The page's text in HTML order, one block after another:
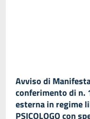
Avviso di
conferimento di n.
esterna in regime
PSICOLOGO con